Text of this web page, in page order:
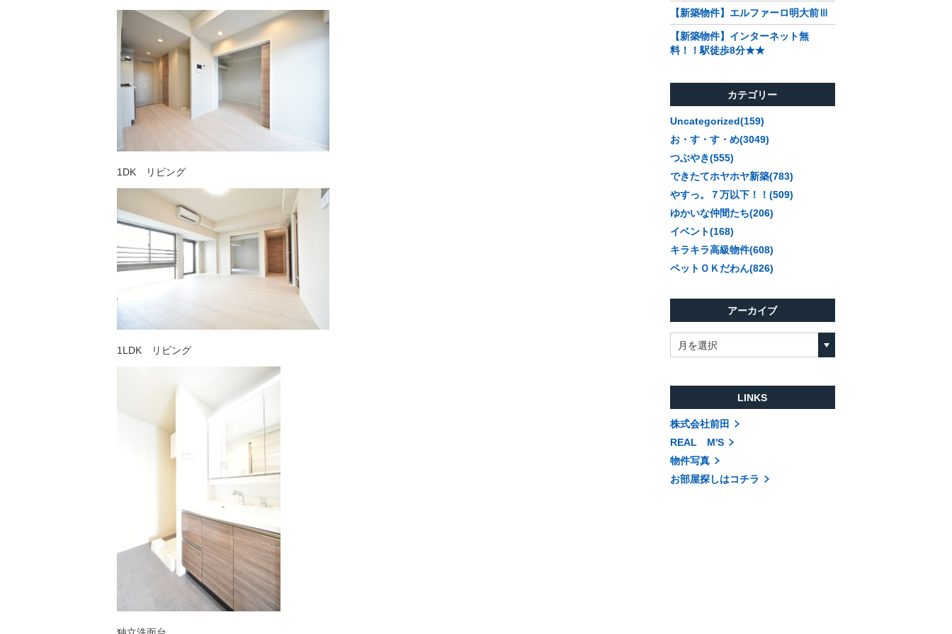
1DK リビング
1LDK リビング
【新築物件】エルファーロ明大前Ⅲ
【新築物件】インターネット無
料！！駅徒歩8分★★
カテゴリー
Uncategorized(159)
お・す・す・め(3049)
つぶやき(555)
できたてホヤホヤ新築(783)
やすっ。７万以下！！(509)
ゆかいな仲間たち(206)
イベント(168)
キラキラ高級物件(608)
ペットＯＫだわん(826)
アーカイブ
月を選択
LINKS
株式会社前田
REAL M'S
物件写真
お部屋探しはコチラ